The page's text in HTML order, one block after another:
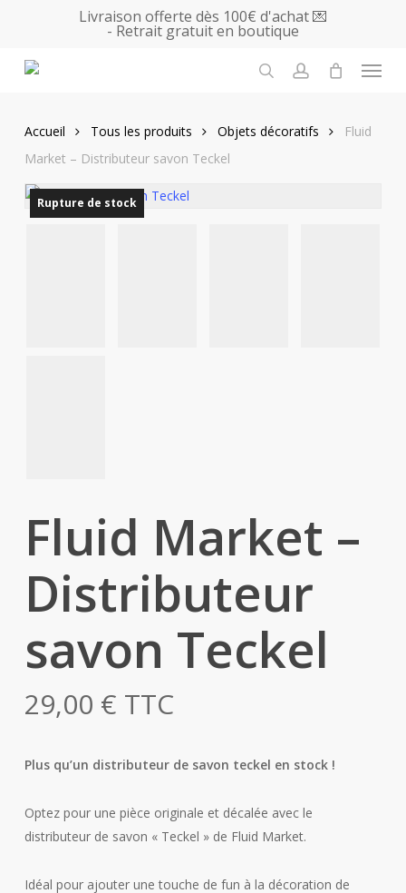
main
Livraison offerte dès 100€ d'achat 💌
- Retrait gratuit en boutique
Menu
Accueil Tous les produits Objets décoratifs
Fluid
Market – Distributeur savon Teckel
Rupture de stock
Fluid Market –
Distributeur
savon Teckel
29,00 € TTC
Plus qu’un distributeur de savon teckel en stock !
Optez pour une pièce originale et décalée avec le
distributeur de savon « Teckel » de Fluid Market.
Idéal pour ajouter une touche de fun à la décoration de